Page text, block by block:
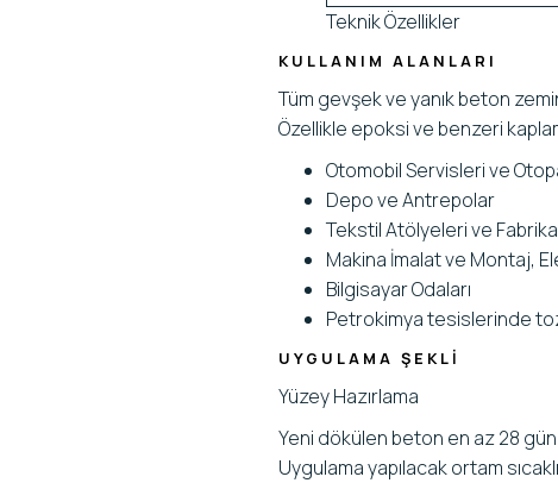
Teknik Özellikler
KULLANIM ALANLARI
Tüm gevşek ve yanık beton
Özellikle epoksi ve benzeri
Otomobil Servisleri ve
Depo ve Antrepolar
Tekstil Atölyeleri ve
Makina İmalat ve Montaj,
Bilgisayar Odaları
Petrokimya tesislerinde
UYGULAMA ŞEKLİ
Yüzey Hazırlama
Yeni dökülen beton en az 28
Uygulama yapılacak ortam